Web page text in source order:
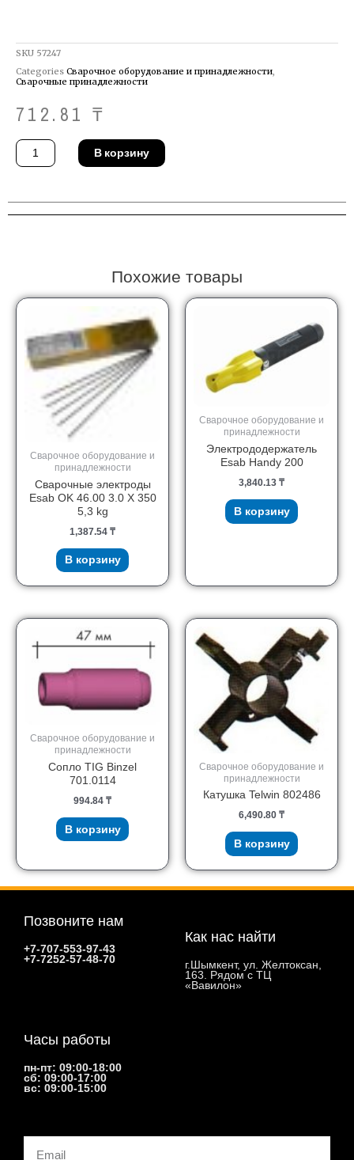
SKU 57247
Categories Сварочное оборудование и принадлежности
Сварочные принадлежности
712.81 ₸
Количество
товара
Сопло
В корзину
Похожие товары
Сварочное оборудование и
принадлежности
Сварочные электроды
Esab OK 46.00 3.0 X 350
5,3 kg
1,387.54 ₸
В корзину
Сварочное оборудование и
принадлежности
Электрододержатель
Esab Handy 200
3,840.13 ₸
В корзину
Сварочное оборудование и
принадлежности
Сопло TIG Binzel
701.0114
994.84 ₸
В корзину
Сварочное оборудование и
принадлежности
Катушка Telwin 802486
6,490.80 ₸
В корзину
Позвоните нам
+7-707-553-97-43
+7-7252-57-48-70
Как нас найти
г.Шымкент, ул. Желтоксан,
163. Рядом с ТЦ
«Вавилон»
Часы работы
пн-пт: 09:00-18:00
сб: 09:00-17:00
вс: 09:00-15:00
Email